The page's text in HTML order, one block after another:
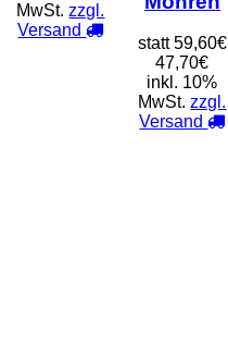
MwSt.zzgl.
Versand
statt59,60€
47,70€
inkl. 10%
MwSt.zzgl.
Versand